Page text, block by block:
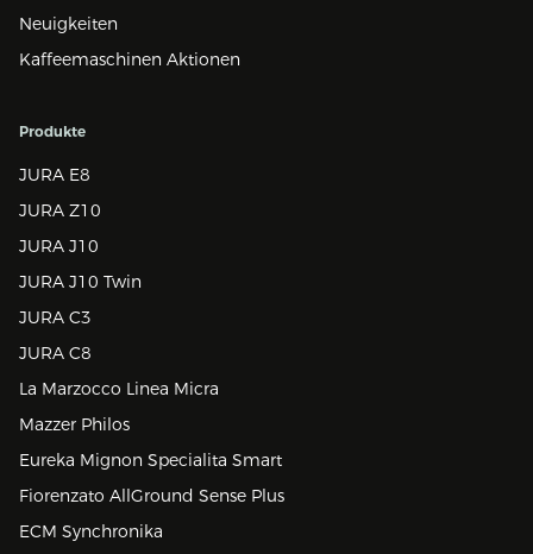
Neuigkeiten
Kaffeemaschinen Aktionen
Produkte
JURA E8
JURA Z10
JURA J10
JURA J10 Twin
JURA C3
JURA C8
La Marzocco Linea Micra
Mazzer Philos
Eureka Mignon Specialita Smart
Fiorenzato AllGround Sense Plus
ECM Synchronika